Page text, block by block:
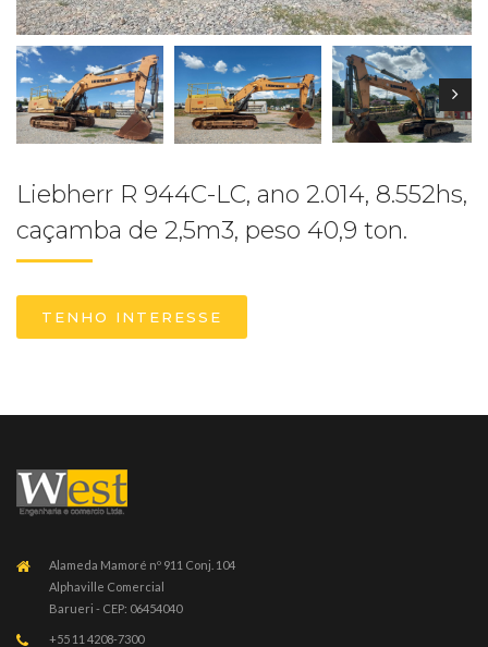
Liebherr R 944C-LC, ano 2.014, 8.552hs,
caçamba de 2,5m3, peso 40,9 ton.
TENHO INTERESSE
Alameda Mamoré nº 911 Conj. 104
Alphaville Comercial
Barueri - CEP: 06454040
+55 11 4208-7300